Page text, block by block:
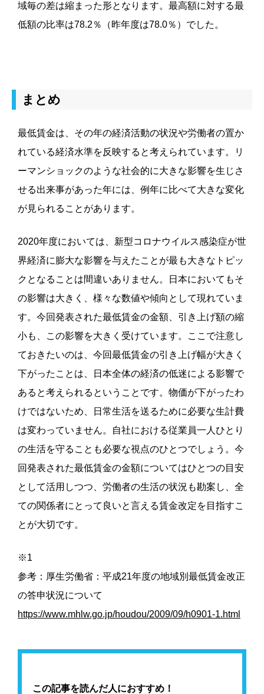
域毎の差は縮まった形となります。最高額に対する最
低額の比率は78.2 ％（昨年度は78.0％）でした。
まとめ
最低賃金は、その年の経済活動の状況や労働者の置か
れている経済水準を反映すると考えられています。リ
ーマンショックのような社会的に大きな影響を生じさ
せる出来事があった年には、例年に比べて大きな変化
が見られることがあります。
2020年度においては、新型コロナウイルス感染症が世
界経済に膨大な影響を与えたことが最も大きなトピッ
クとなることは間違いありません。
日本においてもそ
の影響は大きく、様々な数値や傾向として現れていま
す。 今回発表された最低賃金の金額、引き上げ額の縮
小も、この影響を大きく受けています。
ここで注意し
ておきたいのは、今回最低賃金の引き上げ幅が大きく
下がったことは、日本全体の経済の低迷による影響で
あると考えられるということです。 物価が下がったわ
けではないため、日常生活を送るために必要な生計費
は変わっていません。
自社における従業員一人ひとり
の生活を守ることも必要な視点のひとつでしょう。 今
回発表された最低賃金の金額についてはひとつの目安
として活用しつつ、労働者の生活の状況も勘案し、全
ての関係者にとって良いと言える賃金改定を目指すこ
とが大切です。
※1
参考：厚生労働省：平成21年度の地域別最低賃金改正
の答申状況について
https://www.mhlw.go.jp/houdou/2009/09/h0901-1.html
この記事を読んだ人におすすめ！